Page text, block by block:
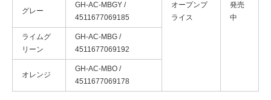
オープンプ
ライス
発売
中
グレー
GH-AC-MBGY /
4511677069185
ライムグ
リーン
GH-AC-MBG /
4511677069192
オレンジ
GH-AC-MBO /
4511677069178